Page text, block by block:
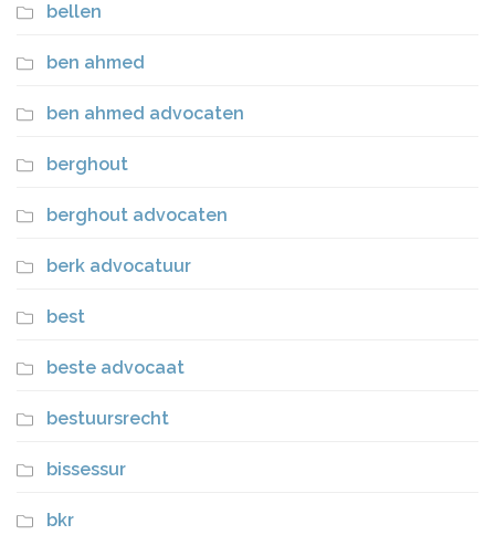
bellen
ben ahmed
ben ahmed advocaten
berghout
berghout advocaten
berk advocatuur
best
beste advocaat
bestuursrecht
bissessur
bkr